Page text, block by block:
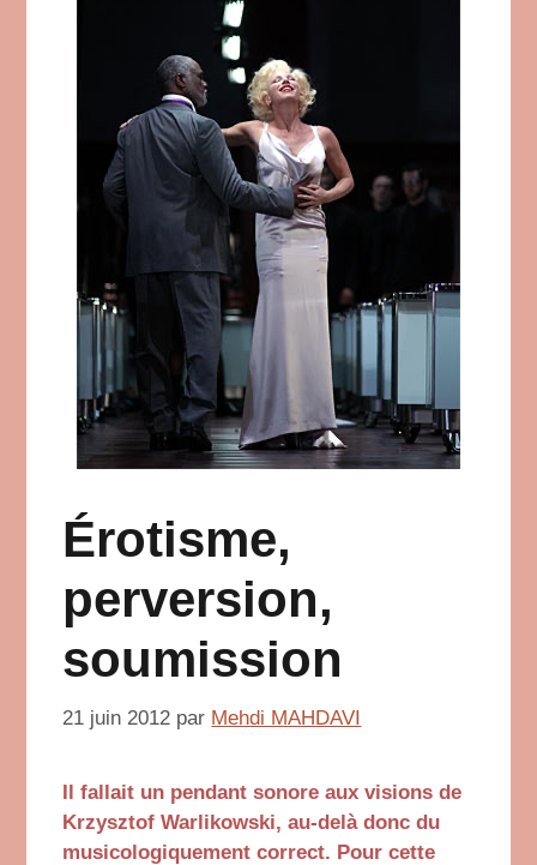
Érotisme,
perversion,
soumission
21 juin 2012 par Mehdi MAHDAVI
Il fallait un pendant sonore aux visions de
Krzysztof Warlikowski, au-delà donc du
musicologiquement correct. Pour cette